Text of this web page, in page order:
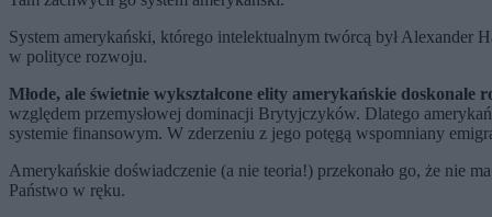
System amerykański, którego intelektualnym twórcą był Alexander
w polityce rozwoju.
Młode, ale świetnie wykształcone elity amerykańskie
względem przemysłowej dominacji Brytyjczyków. Dlatego
systemie finansowym. W zderzeniu z jego potęgą wspomniany
Amerykańskie doświadczenie (a nie teoria!) przekonało go, że nie
Państwo w ręku.